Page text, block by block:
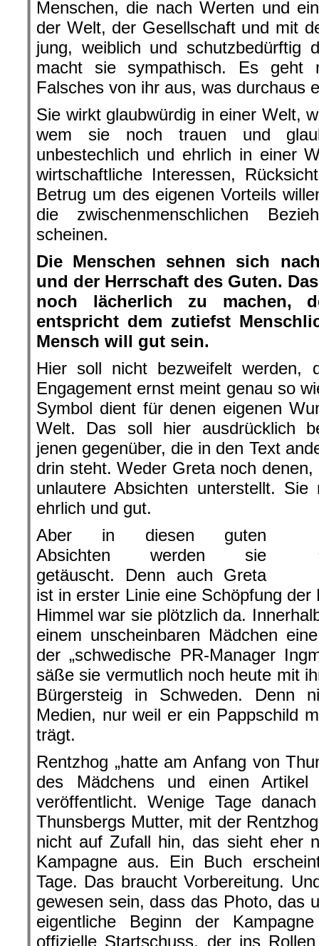
Menschen, die nach Werten und
der Welt, der Gesellschaft und mit
jung, weiblich und schutzbedürftig
macht sie sympathisch. Es geht
Falsches von ihr aus, was durchaus
Sie wirkt glaubwürdig in einer Welt,
wem sie noch trauen und
unbestechlich und ehrlich in einer
wirtschaftliche Interessen,
Betrug um des eigenen Vorteils
die zwischenmenschlichen
scheinen.
Die Menschen sehnen sich
und der Herrschaft des Guten.
noch lächerlich zu machen,
entspricht dem zutiefst
Mensch will gut sein.
Hier soll nicht bezweifelt werden,
Engagement ernst meint genau so
Symbol dient für denen eigenen
Welt. Das soll hier ausdrücklich
jenen gegenüber, die in den Text
drin steht. Weder Greta noch
unlautere Absichten unterstellt.
ehrlich und gut.
Aber in diesen guten
Absichten werden sie
getäuscht. Denn auch Greta
ist in erster Linie eine Schöpfung
Himmel war sie plötzlich da.
einem unscheinbaren Mädchen
der „schwedische PR-Manager
säße sie vermutlich noch heute mit
Bürgersteig in Schweden. Denn
Medien, nur weil er ein Pappschild
trägt.
Rentzhog „hatte am Anfang von
des Mädchens und einen
veröffentlicht. Wenige Tage
Thunsbergs Mutter, mit der
nicht auf Zufall hin, das sieht eher
Kampagne aus. Ein Buch
Tage. Das braucht Vorbereitung.
gewesen sein, dass das Photo, das
eigentliche Beginn der
offizielle Startschuss, der ins